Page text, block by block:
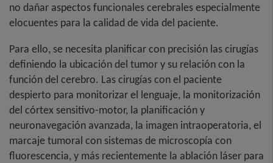
no dañar aspectos funcionales cerebrales especialmente
elocuentes para la calidad de vida del paciente.
Para ello, se necesita planificar con precisión las cirugías
definiendo la ubicación del tumor y su relación con la
función del cerebro. Las cirugías con el paciente
despierto para monitorizar el lenguaje, la monitorización
del córtex sensitivo-motor, la planificación y
neuronavegación avanzada, la imagen intraoperatoria, el
marcaje tumoral con sistemas de microscopía con
fluorescencia, y más recientemente la ablación láser para